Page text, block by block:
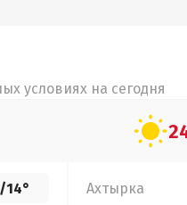
условиях на сегодня
/14° Ахтырка